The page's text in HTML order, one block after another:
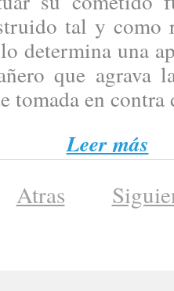
tal y como
determina una
que agrava
tomada en contra
Leer más
Atras